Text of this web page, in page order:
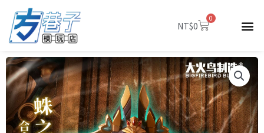
內
容
NT$0
0
購